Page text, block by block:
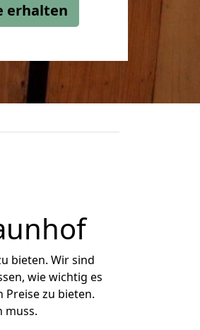
erhalten
bieten. Wir sind
wie wichtig es
zu bieten.
muss.